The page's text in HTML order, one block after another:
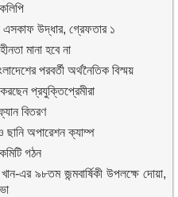
এসকাফ উদ্ধার, গ্রেফতার ১
মানা হবে না
পরবর্তী অর্থনৈতিক বিস্ময়
প্রযুক্তিপ্রেমীরা
বিতরণ
ছানি অপারেশন ক্যাম্প
গঠন
এর ৯৮তম জন্মবার্ষিকী উপলক্ষে দোয়া,